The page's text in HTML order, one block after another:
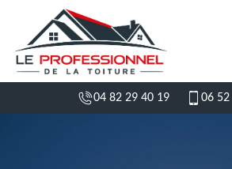
04 82 29 40 19 06